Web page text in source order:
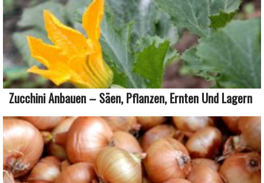
Zucchini Anbauen – Säen, Pflanzen, Ernten Und Lagern